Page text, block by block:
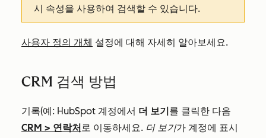
시 속성을 사용하여 검색할 수 있습니다.
사용자 정의 개체 설정에 대해 자세히 알아보세요.
CRM 검색 방법
기록(예: HubSpot 계정에서 더 보기를 클릭한 다음
CRM > 연락처로 이동하세요. 더 보기가 계정에 표시